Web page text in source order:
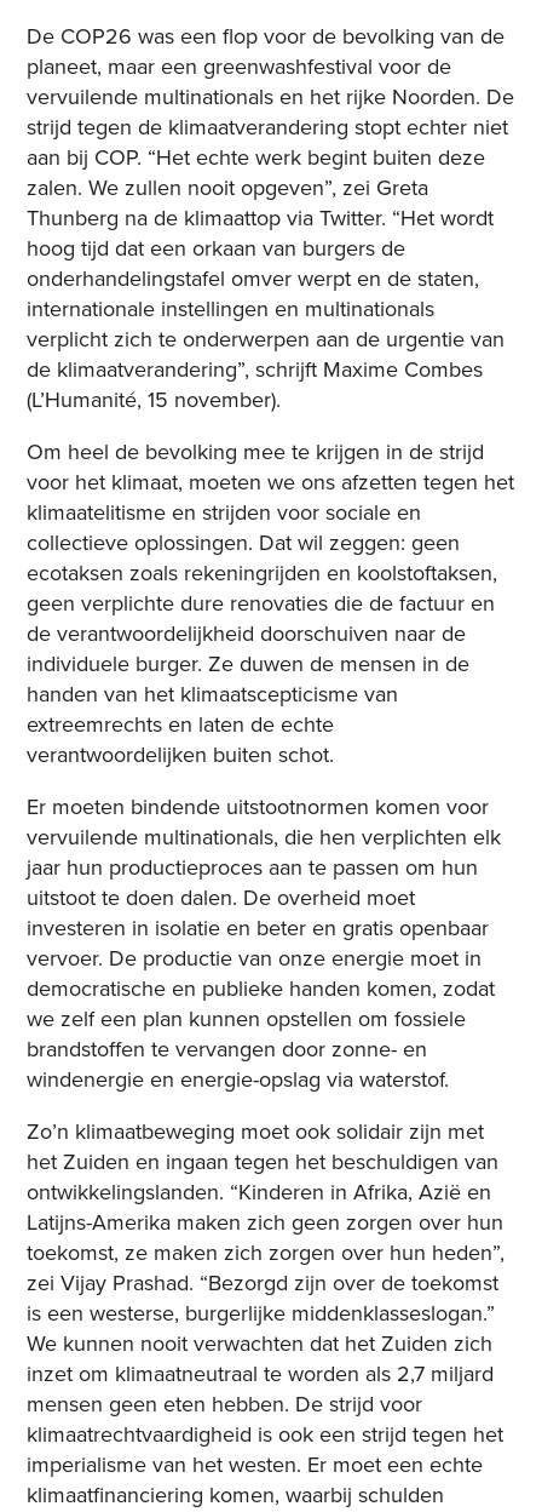
De COP26 was een flop voor de bevolking van de
planeet, maar een greenwashfestival voor de
vervuilende multinationals en het rijke Noorden. De
strijd tegen de klimaatverandering stopt echter niet
aan bij COP. “Het echte werk begint buiten deze
zalen. We zullen nooit opgeven”, zei Greta
Thunberg na de klimaattop via Twitter. “Het wordt
hoog tijd dat een orkaan van burgers de
onderhandelingstafel omver werpt en de staten,
internationale instellingen en multinationals
verplicht zich te onderwerpen aan de urgentie van
de klimaatverandering”, schrijft Maxime Combes
(L’Humanité, 15 november).
Om heel de bevolking mee te krijgen in de strijd
voor het klimaat, moeten we ons afzetten tegen het
klimaatelitisme en strijden voor sociale en
collectieve oplossingen. Dat wil zeggen: geen
ecotaksen zoals rekeningrijden en koolstoftaksen,
geen verplichte dure renovaties die de factuur en
de verantwoordelijkheid doorschuiven naar de
individuele burger. Ze duwen de mensen in de
handen van het klimaatscepticisme van
extreemrechts en laten de echte
verantwoordelijken buiten schot.
Er moeten bindende uitstootnormen komen voor
vervuilende multinationals, die hen verplichten elk
jaar hun productieproces aan te passen om hun
uitstoot te doen dalen. De overheid moet
investeren in isolatie en beter en gratis openbaar
vervoer. De productie van onze energie moet in
democratische en publieke handen komen, zodat
we zelf een plan kunnen opstellen om fossiele
brandstoffen te vervangen door zonne- en
windenergie en energie-opslag via waterstof.
Zo’n klimaatbeweging moet ook solidair zijn met
het Zuiden en ingaan tegen het beschuldigen van
ontwikkelingslanden. “Kinderen in Afrika, Azië en
Latijns-Amerika maken zich geen zorgen over hun
toekomst, ze maken zich zorgen over hun heden”,
zei Vijay Prashad. “Bezorgd zijn over de toekomst
is een westerse, burgerlijke middenklasseslogan.”
We kunnen nooit verwachten dat het Zuiden zich
inzet om klimaatneutraal te worden als 2,7 miljard
mensen geen eten hebben. De strijd voor
klimaatrechtvaardigheid is ook een strijd tegen het
imperialisme van het westen. Er moet een echte
klimaatfinanciering komen, waarbij schulden